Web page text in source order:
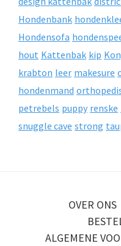
Hondenbank
Hondensofa
hout Kattenbak kip
krabton leer makesure
hondenmand
petrebels puppy renske
snuggle cave strong
OVER ONS
ALGEMENE